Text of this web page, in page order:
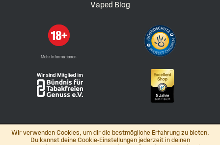
Wir verwenden Cookies, um dir die bestmögliche Erfahrung zu bieten.
Du kannst deine Cookie-Einstellungen jederzeit in deinen
Vaped Blog
Mehr Informationen